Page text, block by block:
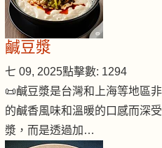
鹹豆漿
七 09, 2025點擊數: 1294
📜鹹豆漿是台灣和上海等地區
的鹹香風味和溫暖的口感而深
漿，而是透過加…